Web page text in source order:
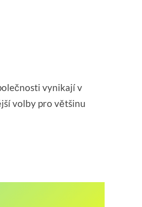
vynikají v
volby pro většinu